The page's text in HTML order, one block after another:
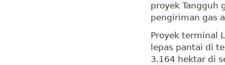
proyek Tangguh
pengiriman gas
Proyek terminal
lepas pantai di
3.164 hektar di